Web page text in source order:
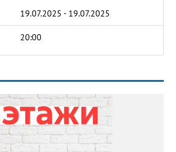
19.07.2025 - 19.07.2025
20:00